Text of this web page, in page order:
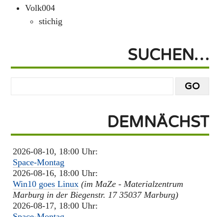
Volk004
stichig
SUCHEN…
DEMNÄCHST
2026-08-10, 18:00 Uhr:
Space-Montag
2026-08-16, 18:00 Uhr:
Win10 goes Linux (im MaZe - Materialzentrum
Marburg in der Biegenstr. 17 35037 Marburg)
2026-08-17, 18:00 Uhr: